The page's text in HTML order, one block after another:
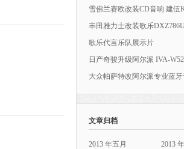
雪佛兰赛欧改装CD音响 建伍
丰田雅力士改装歌乐
歌乐代言乐队展示片
日产奇骏升级阿尔派 IVA-
大众帕萨特改阿尔派专业蓝
文章归档
2013 年五月 2013